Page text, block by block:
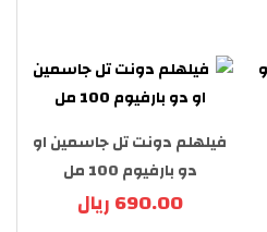
فيلهلم دونت تل جاسمين او
دو بارفيوم 100 مل
690.00 ريال